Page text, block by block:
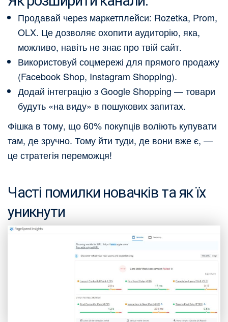
Продавай через маркетплейси: Rozetka, Prom,
OLX. Це дозволяє охопити аудиторію, яка,
можливо, навіть не знає про твій сайт.
Використовуй соцмережі для прямого продажу
(Facebook Shop, Instagram Shopping).
Додай інтеграцію з Google Shopping — товари
будуть «на виду» в пошукових запитах.
Фішка в тому, що 60% покупців воліють купувати
там, де зручно. Тому йти туди, де вони вже є, —
це стратегія переможця!
Часті помилки новачків та як їх
уникнути